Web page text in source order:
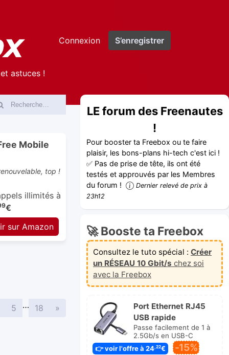
Connexion S’enregistrer
astuces !
Mobile
top !
illimités à
€
sur Amazon
5 … 18 »
LE forum des Freenautes
!
Pour booster ta Freebox ou te faire
plaisir, les bons-plans hi-tech c'est ici !
✅ Pas de prise de tête, ils ont été
testés et approuvés par les Membres
du forum !
Dernier relevé de prix à
23h12
🚀 Booste ta Freebox
Consultez le tuto spécial : Créer
un RÉSEAU 10 Gbit/s chez soi
avec la Freebox
Port Ethernet RJ45
USB rapide
Passe facilement de 1 à
2.5Gb/s en USB-C
👉 voir l'offre à 24,22€ -15%